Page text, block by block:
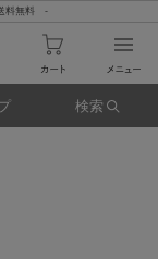
料無料 -
検索